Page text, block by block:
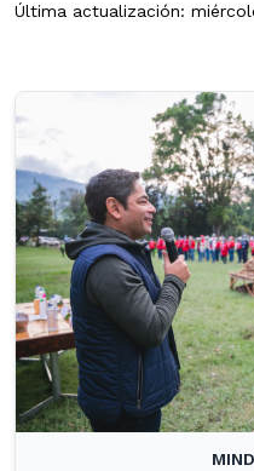
Última actualización: